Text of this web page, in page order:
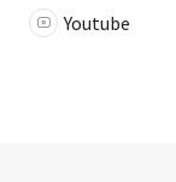
Youtube